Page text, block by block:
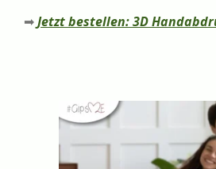
➡Jetzt bestellen: 3D